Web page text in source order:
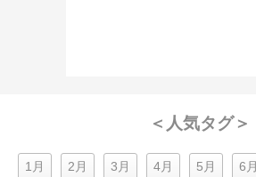
＜人気タグ＞
1月 2月 3月 4月 5月 6月